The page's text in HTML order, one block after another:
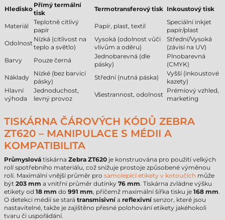
Hledisko
Přímý termální
tisk
Termotransferový tisk Inkoustový tisk
Materiál
Teplotně citlivý
papír
Papír, plast, textil
Speciální inkjet
papír/plast
Odolnost
Nízká (citlivost na
teplo a světlo)
Vysoká (odolnost vůči
vlivům a oděru)
Střední/Vysoká
(závisí na UV)
Barvy
Pouze černá
Jednobarevná (dle
pásky)
Plnobarevná
(CMYK)
Náklady
Nízké (bez barvicí
pásky)
Střední (nutná páska)
Vyšší (inkoustové
kazety)
Hlavní
výhoda
Jednoduchost,
levný provoz
Všestrannost, odolnost
Prémiový vzhled,
marketing
TISKÁRNA ČÁROVÝCH KÓDŮ ZEBRA
ZT620 – MANIPULACE S MÉDII A
KOMPATIBILITA
Průmyslová tiskárna Zebra ZT620 je konstruována pro použití velkých
rolí spotřebního materiálu, což snižuje prostoje způsobené výměnou
rolí. Maximální vnější průměr pro samolepicí etikety v kotoučích může
být 203 mm a vnitřní průměr dutinky 76 mm. Tiskárna zvládne výšku
etikety od 18 mm do 991 mm, přičemž maximální šířka tisku je 168 mm.
O detekci médií se stará transmisivní a reflexivní senzor, které jsou
nastavitelné, takže je zajištěno přesné polohování etikety jakéhokoli
tvaru či uspořádání.